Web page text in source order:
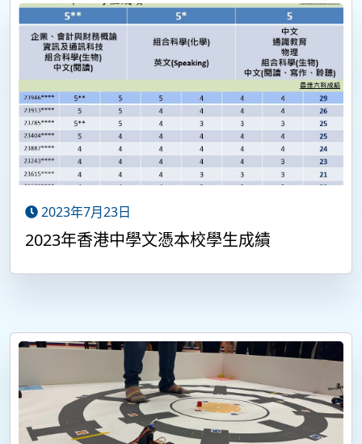
2023年7月23日
2023年香港中學文憑本校學生成績